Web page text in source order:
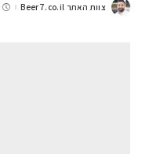
צוות האתר Beer7.co.il